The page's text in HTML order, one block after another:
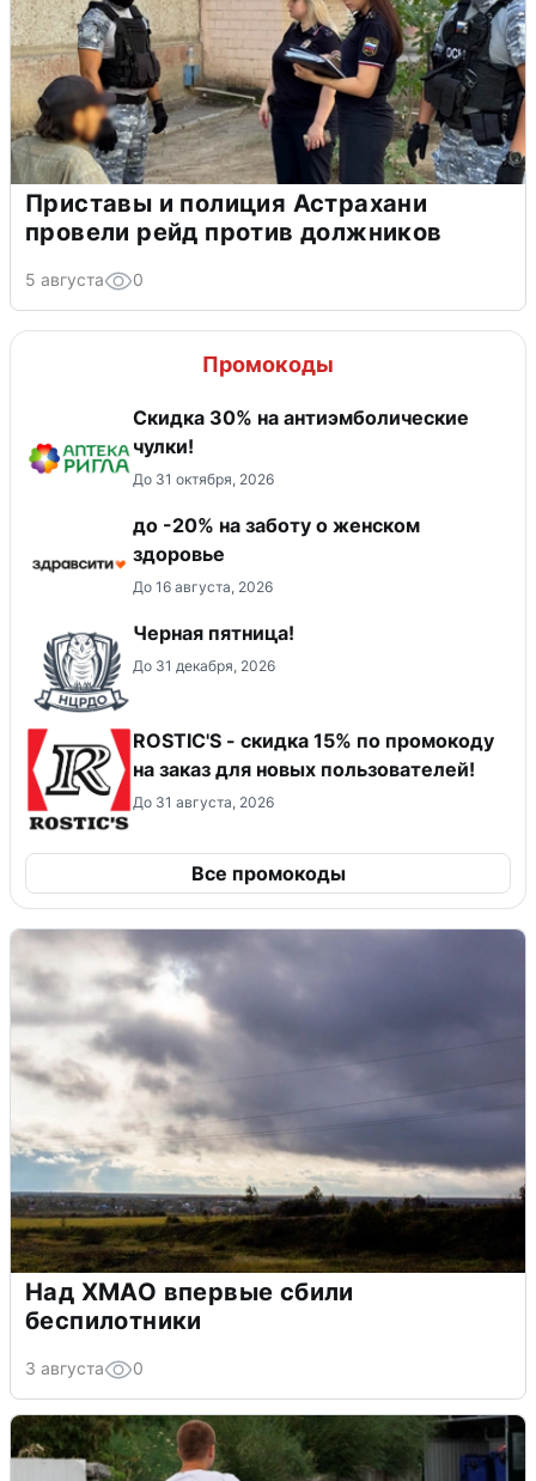
Приставы и полиция Астрахани
провели рейд против должников
5 августа 0
Промокоды
Скидка 30% на антиэмболические
чулки!
До 31 октября, 2026
до -20% на заботу о женском
здоровье
До 16 августа, 2026
Черная пятница!
До 31 декабря, 2026
ROSTIC'S - скидка 15% по промокоду
на заказ для новых пользователей!
До 31 августа, 2026
Все промокоды
Над ХМАО впервые сбили
беспилотники
3 августа 0